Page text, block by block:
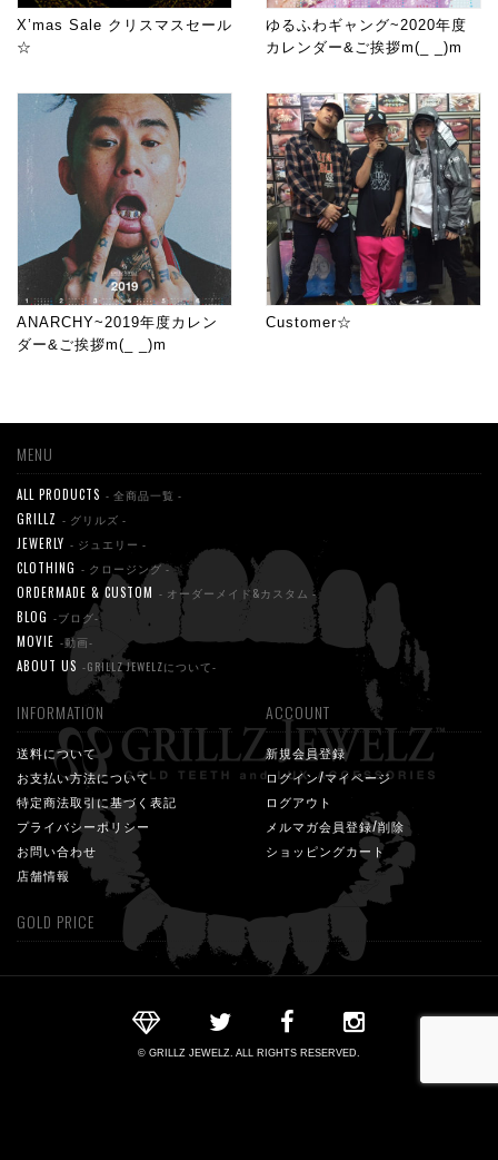
X’mas Sale クリスマスセール
☆
ゆるふわギャング~2020年度
カレンダー&ご挨拶m(_ _)m
ANARCHY~2019年度カレン
ダー&ご挨拶m(_ _)m
Customer☆
MENU
ALL PRODUCTS - 全商品一覧 -
GRILLZ - グリルズ -
JEWERLY - ジュエリー -
CLOTHING - クロージング -
ORDERMADE & CUSTOM - オーダーメイド&カスタム -
BLOG -ブログ-
MOVIE -動画-
ABOUT US -GRILLZ JEWELZについて-
INFORMATION
送料について
お支払い方法について
特定商法取引に基づく表記
プライバシーポリシー
お問い合わせ
店舗情報
ACCOUNT
新規会員登録
ログイン/マイページ
ログアウト
メルマガ会員登録/削除
ショッピングカート
GOLD PRICE
© GRILLZ JEWELZ. ALL RIGHTS RESERVED.